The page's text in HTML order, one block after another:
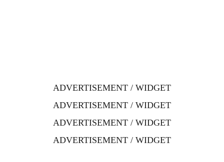
ADVERTISEMENT / WIDGET
ADVERTISEMENT / WIDGET
ADVERTISEMENT / WIDGET
ADVERTISEMENT / WIDGET